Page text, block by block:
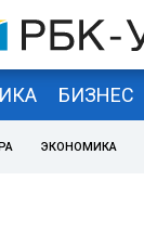
БИЗНЕС
ЭКОНОМИКА